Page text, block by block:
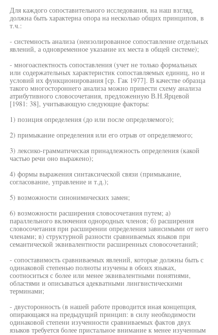
Для каждого сопоставительного исследования, на наш взгляд,
должна быть характерна опора на несколько общих принципов, в
т.ч.:
- системность анализа (неизолированное сопоставление отдельных
явлений, а одновременное указание их места в общей системе);
- многоаспектность сопоставления (учет не только формальных
или содержательных характеристик сопоставляемых единиц, но и
условий их функционирования [ср. Гак 1977]. В качестве образца
такого многостороннего анализа можно привести схему анализа
атрибутивного словосочетания, предложенную В.Н.Ярцевой
[1981: 38], учитывающую следующие факторы:
1) позиция определения (до или после определяемого);
2) примыкание определения или его отрыв от определяемого;
3) лексико-грамматическая принадлежность определения (какой
частью речи оно выражено);
4) формы выражения синтаксической связи (примыкание,
согласование, управление и т.д.);
5) возможности синонимических замен;
6) возможности расширения словосочетания путем; а)
параллельного включения однородных членов; б) расширения
словосочетания при расширении определения зависимыми от него
членами; в) структурной разности сравниваемых языков при
семантической эквивалентности расширенных словосочетаний;
- сопоставимость сравниваемых явлений, которые должны быть с
одинаковой степенью полноты изучены в обоих языках,
соотноситься с более или менее эквивалентными понятиями,
областями и описываться адекватными лингвистическими
терминами;
- двусторонность (в нашей работе проводится иная концепция,
опирающаяся на предыдущий принцип: в силу необходимости
одинаковой степени изученности сравниваемых фактов двух
языков требуется более пристальное внимание к менее изученным